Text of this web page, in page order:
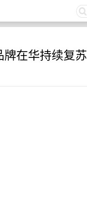
在华持续复苏